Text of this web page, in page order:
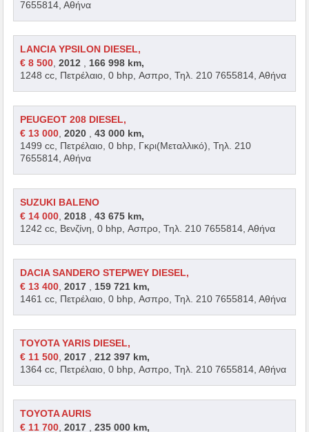
7655814, Αθήνα
LANCIA YPSILON DIESEL,
€ 8 500 ,2012
166 998 km,
1248 cc, Πετρέλαιο, 0 bhp, Ασπρο, Τηλ. 210 7655814, Αθήνα
PEUGEOT 208 DIESEL,
€ 13 000 ,2020 ,43 000 km,
1499 cc, Πετρέλαιο, 0 bhp, Γκρι(Μεταλλικό), Τηλ. 210
7655814, Αθήνα
SUZUKI BALENO
€ 14 000 ,2018 ,43 675 km,
1242 cc, Βενζίνη, 0 bhp, Ασπρο, Τηλ. 210 7655814, Αθήνα
DACIA SANDERO STEPWEY DIESEL,
€ 13 400 ,2017
159 721 km,
1461 cc, Πετρέλαιο, 0 bhp, Ασπρο, Τηλ. 210 7655814, Αθήνα
TOYOTA YARIS DIESEL,
€ 11 500 ,2017 ,212 397 km,
1364 cc, Πετρέλαιο, 0 bhp, Ασπρο, Τηλ. 210 7655814, Αθήνα
TOYOTA AURIS
€ 11 700 ,2017 ,235 000 km,